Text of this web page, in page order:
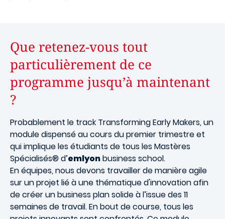
Que retenez-vous tout
particulièrement de ce
programme jusqu’à maintenant
?
Probablement le track Transforming Early Makers, un
module dispensé au cours du premier trimestre et
qui implique les étudiants de tous les Mastères
Spécialisés® d’emlyonbusiness school.
En équipes, nous devons travailler de manière agile
sur un projet lié à une thématique d'innovation afin
de créer un business plan solide à l’issue des 11
semaines de travail. En bout de course, tous les